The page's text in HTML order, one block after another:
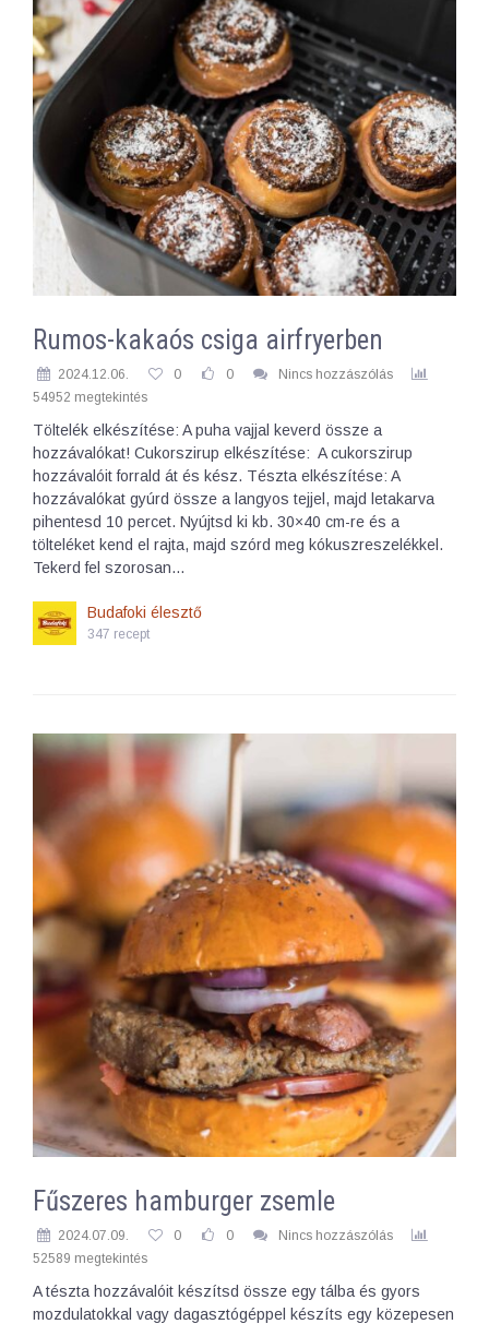
Rumos-kakaós csiga airfryerben
2024.12.06. 0 0
Nincs hozzászólás
54952 megtekintés
Töltelék elkészítése: A puha vajjal keverd össze a
hozzávalókat! Cukorszirup elkészítése: A cukorszirup
hozzávalóit forrald át és kész. Tészta elkészítése: A
hozzávalókat gyúrd össze a langyos tejjel, majd letakarva
pihentesd 10 percet. Nyújtsd ki kb. 30×40 cm-re és a
tölteléket kend el rajta, majd szórd meg kókuszreszelékkel.
Tekerd fel szorosan…
Budafoki élesztő
347 recept
Fűszeres hamburger zsemle
2024.07.09. 0 0
Nincs hozzászólás
52589 megtekintés
A tészta hozzávalóit készítsd össze egy tálba és gyors
mozdulatokkal vagy dagasztógéppel készíts egy közepesen